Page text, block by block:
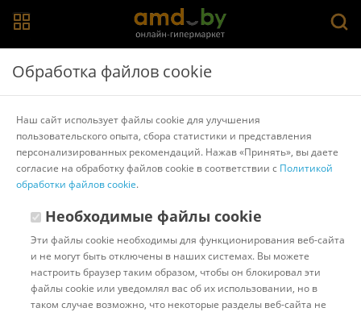
Главная > Каталог товаров
Аксессуары для оптических
приборов > Levenhuk
Штатив для монтировки Levenhuk Level PLUS VT5
82868
Другие товары Levenhuk
Обработка файлов cookie
Наш сайт использует файлы cookie для улучшения
пользовательского опыта, сбора статистики и представления
персонализированных рекомендаций. Нажав «Принять», вы даете
согласие на обработку файлов cookie в соответствии с Политикой
обработки файлов cookie.
Необходимые файлы cookie
Эти файлы cookie необходимы для функционирования веб-сайта
и не могут быть отключены в наших системах. Вы можете
настроить браузер таким образом, чтобы он блокировал эти
файлы cookie или уведомлял вас об их использовании, но в
таком случае возможно, что некоторые разделы веб-сайта не